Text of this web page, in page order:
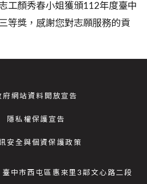
工顏秀春小姐獲頒112年度臺中
等獎，感謝您對志願服務的貢
府網站資料開放宣告
隱私權保護宣告
安全與個資保護政策
中市西屯區惠來里3鄰文心路二段